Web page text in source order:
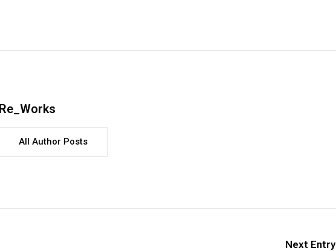
Re_Works
All Author Posts
Next Entry